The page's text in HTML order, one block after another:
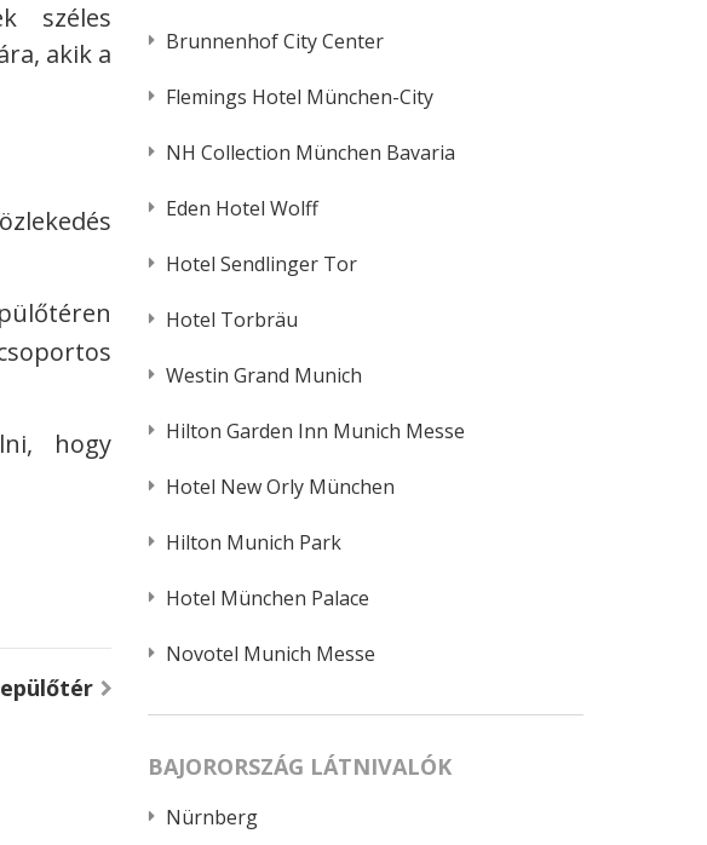
széles
akik a
hogy
Brunnenhof City Center
Flemings Hotel München-City
NH Collection München Bavaria
Eden Hotel Wolff
Hotel Sendlinger Tor
Hotel Torbräu
Westin Grand Munich
Hilton Garden Inn Munich Messe
Hotel New Orly München
Hilton Munich Park
Hotel München Palace
Novotel Munich Messe
BAJORORSZÁG LÁTNIVALÓK
Nürnberg